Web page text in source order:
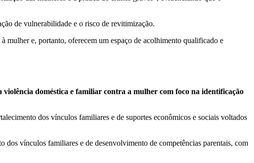
de vulnerabilidade e o risco de revitimização.
mulher e, portanto, oferecem um espaço de acolhimento qualificado e
doméstica e familiar contra a mulher com foco na identificação
dos vínculos familiares e de suportes econômicos e sociais voltados
dos vínculos familiares e de desenvolvimento de competências parentais, com